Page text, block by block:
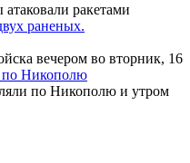
ракетами
раненых.
вечером во вторник, 16
по Никополю
по Никополю и утром